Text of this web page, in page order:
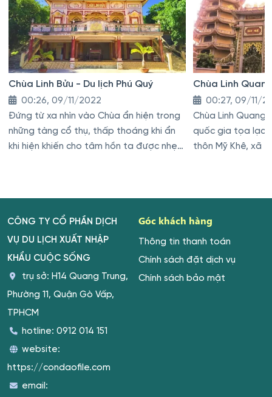
Chùa Linh Bửu - Du lịch Phú Quý
00:26, 09/11/2022
Đứng từ xa nhìn vào Chùa ẩn hiện trong
những tàng cổ thụ, thấp thoáng khi ẩn
khi hiện khiến cho tâm hồn ta được nhẹ
Chùa Linh
00:27, 09/11/
Chùa Linh Quang
quốc gia tọa lạc
thôn Mỹ Khê, xã
CÔNG TY CỔ PHẦN DỊCH
VỤ DU LỊCH XUẤT NHẬP
KHẨU CUỘC SỐNG
trụ sở: H14 Quang Trung,
Phường 11, Quận Gò Vấp,
TPHCM
hotline: 0912 014 151
website:
https://condaofile.com
email:
Góc khách hàng
Thông tin thanh toán
Chính sách đặt dịch vụ
Chính sách bảo mật